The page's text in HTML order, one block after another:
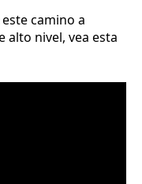
camino a
alto nivel, vea esta